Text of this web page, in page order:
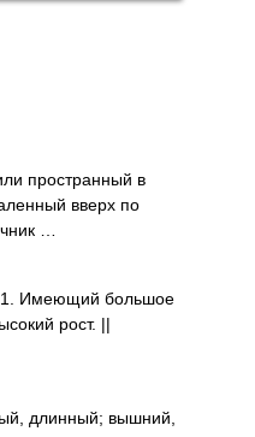
пространный в
вверх по
…
1. Имеющий большое
рост. ||
длинный; вышний,